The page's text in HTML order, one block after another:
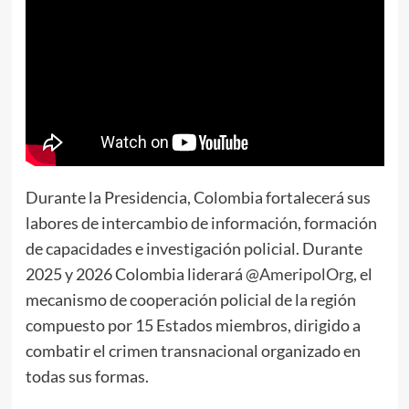
Durante la Presidencia, Colombia fortalecerá sus
labores de intercambio de información, formación
de capacidades e investigación policial. Durante
2025 y 2026 Colombia liderará@AmeripolOrg, el
mecanismo de cooperación policial de la región
compuesto por 15 Estados miembros, dirigido a
combatir el crimen transnacional organizado en
todas sus formas.